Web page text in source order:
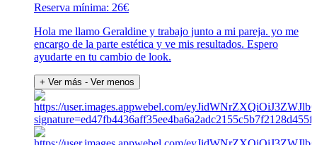
Reserva mínima: 26€
Hola me llamo Geraldine y trabajo junto a mi pareja. yo me
encargo de la parte estética y ve mis resultados. Espero
ayudarte en tu cambio de look.
+ Ver más - Ver menos